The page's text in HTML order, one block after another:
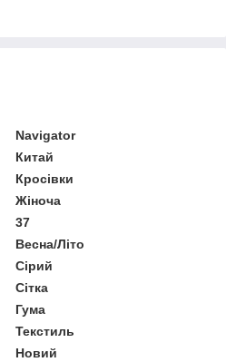
Navigator
Китай
Кросівки
Жіноча
37
Весна/Літо
Сірий
Сітка
Гума
Текстиль
Новий